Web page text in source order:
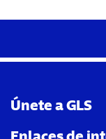
Únete a GLS